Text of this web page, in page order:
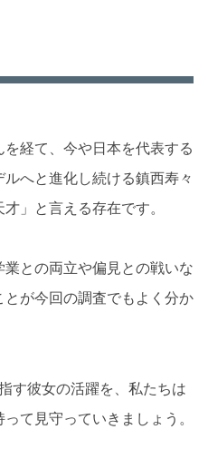
経て、今や日本を代表する
へと進化し続ける鎮西寿々
」と言える存在です。
との両立や偏見との戦いな
が今回の調査でもよく分か
す彼女の活躍を、私たちは
て見守っていきましょう。